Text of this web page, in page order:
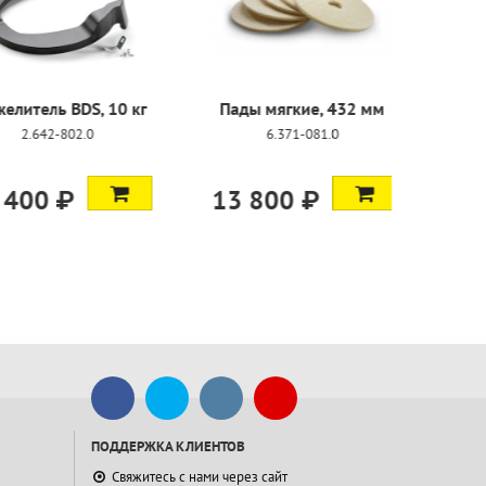
1л
Утяжелитель BDS, 10 кг
2.642-802.0
25 400 ₽
ПОДДЕРЖКА КЛИЕНТОВ
Свяжитесь с нами через сайт